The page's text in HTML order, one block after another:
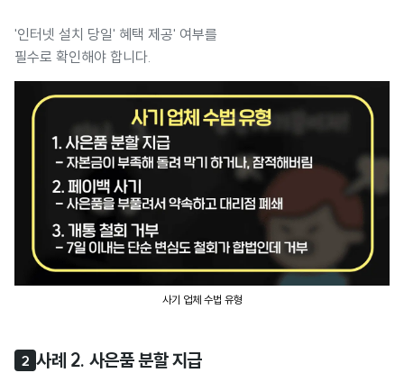
'인터넷 설치 당일' 혜택 제공' 여부를
필수로 확인해야 합니다.
사기 업체 수법 유형
2 사례 2. 사은품 분할 지급